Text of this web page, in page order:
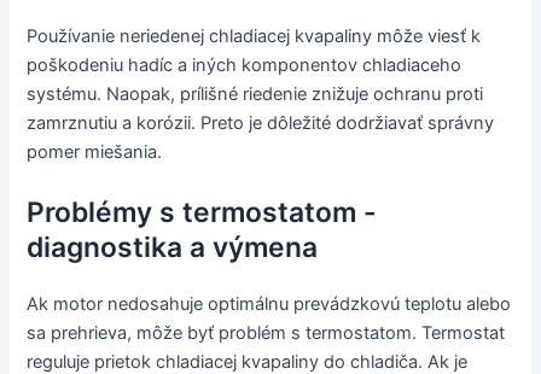
Používanie neriedenej chladiacej kvapaliny môže viesť k
poškodeniu hadíc a iných komponentov chladiaceho
systému. Naopak, prílišné riedenie znižuje ochranu proti
zamrznutiu a korózii. Preto je dôležité dodržiavať správny
pomer miešania.
Problémy s termostatom -
diagnostika a výmena
Ak motor nedosahuje optimálnu prevádzkovú teplotu alebo
sa prehrieva, môže byť problém s termostatom. Termostat
reguluje prietok chladiacej kvapaliny do chladiča. Ak je